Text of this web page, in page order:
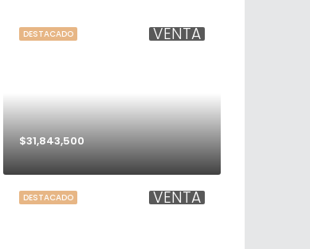
VENTA
DESTACADO
$31,843,500
VENTA
DESTACADO